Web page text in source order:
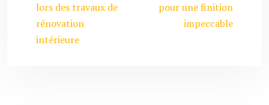
lors des travaux de
rénovation
intérieure
pour une finition
impeccable